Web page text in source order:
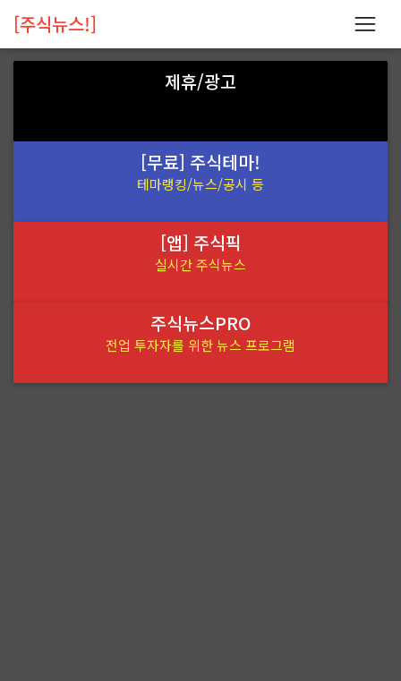
[주식뉴스!]
제휴/광고
[무료] 주식테마!
테마랭킹/뉴스/공시 등
[앱] 주식픽
실시간 주식뉴스
주식뉴스PRO
전업 투자자를 위한 뉴스 프로그램